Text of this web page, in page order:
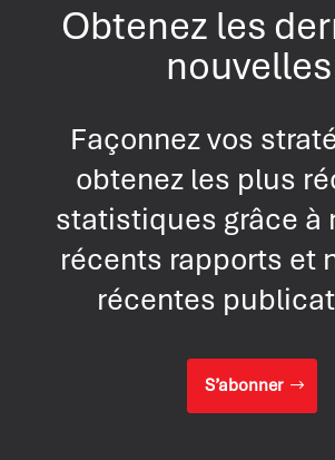
Obtenez les
nouvelles
Façonnez vos
obtenez les plus
statistiques grâce à
récents rapports et
récentes
S’abonner